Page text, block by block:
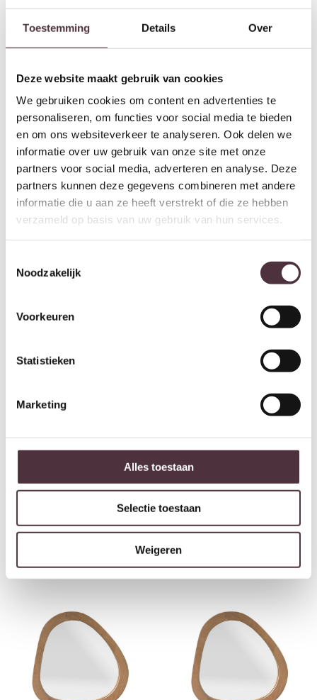
Toestemming Details Over
Deze website maakt gebruik van cookies
We gebruiken cookies om content en advertenties te
personaliseren, om functies voor social media te bieden
en om ons websiteverkeer te analyseren. Ook delen we
informatie over uw gebruik van onze site met onze
partners voor social media, adverteren en analyse. Deze
partners kunnen deze gegevens combineren met andere
informatie die u aan ze heeft verstrekt of die ze hebben
verzameld op basis van uw gebruik van hun services.
Noodzakelijk
Voorkeuren
Statistieken
Marketing
Alles toestaan
Selectie toestaan
Weigeren
159,00
€139,00
Starfurn Organische spiegel Lou
139,00
Starfurn Organische spiegel Lou
Bruin Mangohout 180 cm